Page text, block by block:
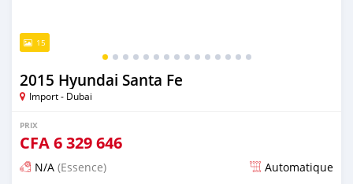
15
2015 Hyundai Santa Fe
Import - Dubai
PRIX
CFA6 329 646
N/A (Essence) Automatique